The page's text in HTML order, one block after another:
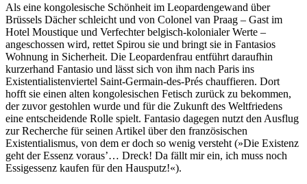
Als eine kongolesische Schönheit im Leopardengewand über
Brüssels Dächer schleicht und von Colonel van Praag – Gast im
Hotel Moustique und Verfechter belgisch-kolonialer Werte –
angeschossen wird, rettet Spirou sie und bringt sie in Fantasios
Wohnung in Sicherheit. Die Leopardenfrau entführt daraufhin
kurzerhand Fantasio und lässt sich von ihm nach Paris ins
Existentialistenviertel Saint-Germain-des-Prés chauffieren. Dort
hofft sie einen alten kongolesischen Fetisch zurück zu bekommen,
der zuvor gestohlen wurde und für die Zukunft des Weltfriedens
eine entscheidende Rolle spielt. Fantasio dagegen nutzt den Ausflug
zur Recherche für seinen Artikel über den französischen
Existentialismus, von dem er doch so wenig versteht (»Die Existenz
geht der Essenz voraus’… Dreck! Da fällt mir ein, ich muss noch
Essigessenz kaufen für den Hausputz!«).